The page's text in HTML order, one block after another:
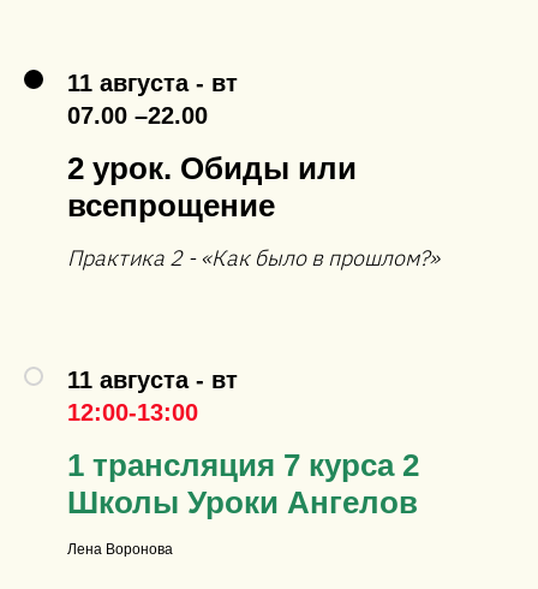
11 августа - вт
07.00 –22.00
2 урок. Обиды или
всепрощение
Практика 2 - «Как было в прошлом?»
11 августа - вт
12:00-13:00
1 трансляция 7 курса 2
Школы Уроки Ангелов
Лена Воронова